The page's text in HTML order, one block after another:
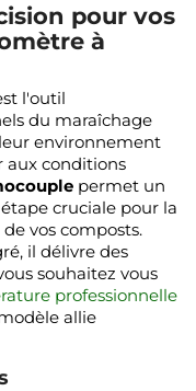
pour vos
à
l'outil
du maraîchage
environnement
aux conditions
permet un
cruciale pour la
vos composts.
il délivre des
souhaitez vous
professionnelle
allie